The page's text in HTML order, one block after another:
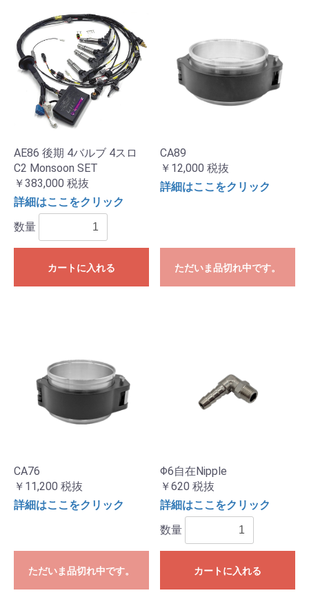
AE86 後期 4バルブ 4スロ
C2 Monsoon SET
￥383,000 税抜
詳細はここをクリック
数量
カートに入れる
CA89
￥12,000 税抜
詳細はここをクリック
ただいま品切れ中です。
CA76
￥11,200 税抜
詳細はここをクリック
ただいま品切れ中です。
Φ6自在Nipple
￥620 税抜
詳細はここをクリック
数量
カートに入れる